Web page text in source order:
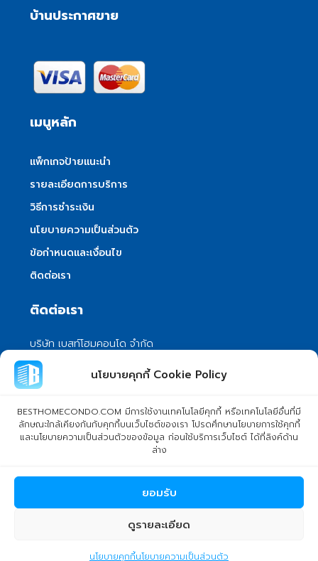
นโยบายคุกกี้ Cookie Policy
BESTHOMECONDO.COM มีการใช้งานเทคโนโลยีคุกกี้ หรือเทคโนโลยีอื่นที่มี
ลักษณะใกล้เคียงกันกับคุกกี้บนเว็บไซต์ของเรา โปรดศึกษานโยบายการใช้คุกกี้
และนโยบายความเป็นส่วนตัวของข้อมูล ก่อนใช้บริการเว็บไซต์ ได้ที่ลิงค์ด้าน
ล่าง
ยอมรับ
ดูรายละเอียด
นโยบายคุกกี้นโยบายความเป็นส่วนตัว
pptc195pp
บ้านประกาศขาย
เมนูหลัก
แพ็กเกจป้ายแนะนำ
รายละเอียดการบริการ
วิธีการชำระเงิน
นโยบายความเป็นส่วนตัว
ข้อกำหนดและเงื่อนไข
ติดต่อเรา
ติดต่อเรา
บริษัท เบสท์โฮมคอนโด จำกัด
101/399 หมู่ 7 แขวงลําผักชี เขตหนองจอก
กรุงเทพมหานคร 10530
info@besthomecondo.com
© Copyright 2024 BESTHOMECONDO CO., LTD. - All rights